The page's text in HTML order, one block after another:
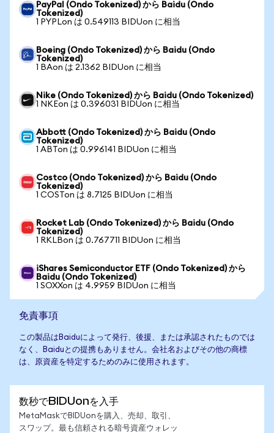
PayPal (Ondo Tokenized) から Baidu (Ondo
Tokenized)
1 PYPLon は 0.549113 BIDUon に相当
Boeing (Ondo Tokenized) から Baidu (Ondo
Tokenized)
1 BAon は 2.1362 BIDUon に相当
Nike (Ondo Tokenized) から Baidu (Ondo Tokenized)
1 NKEon は 0.396031 BIDUon に相当
Abbott (Ondo Tokenized) から Baidu (Ondo
Tokenized)
1 ABTon は 0.996141 BIDUon に相当
Costco (Ondo Tokenized) から Baidu (Ondo
Tokenized)
1 COSTon は 8.7125 BIDUon に相当
Rocket Lab (Ondo Tokenized) から Baidu (Ondo
Tokenized)
1 RKLBon は 0.767711 BIDUon に相当
iShares Semiconductor ETF (Ondo Tokenized) から
Baidu (Ondo Tokenized)
1 SOXXon は 4.9959 BIDUon に相当
免責事項
この製品はBaiduによって発行、後援、または承認されたものでは
なく、Baiduとの提携もありません。会社名およびその他の商標
は、原資産を特定するためのみに使用されます。
数秒でBIDUonを入手
MetaMaskでBIDUonを購入、売却、取引、
スワップ。最も信頼される暗号資産ウォレッ